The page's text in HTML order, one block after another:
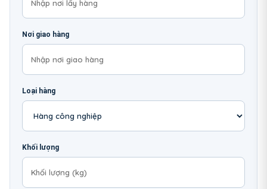
Nơi giao hàng
Loại hàng
Khối lượng